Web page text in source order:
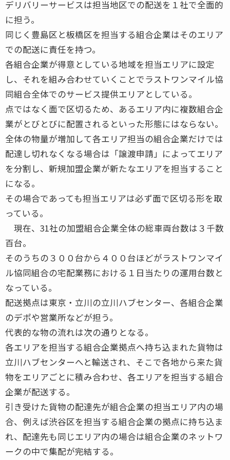
デリバリーサービスは担当地区での配送を１社で全面的
に担う。
同じく豊島区と板橋区を担当する組合企業はそのエリア
での配送に責任を持つ。
各組合企業が得意としている地域を担当エリアに設定
し、それを組み合わせていくことでラストワンマイル協
同組合全体でのサービス提供エリアとしている。
点ではなく面で区切るため、あるエリア内に複数組合企
業がとびとびに配置されるといった形態にはならない。
全体の物量が増加して各エリア担当の組合企業だけでは
配達し切れなくなる場合は「譲渡申請」によってエリア
を分割し、新規加盟企業が新たなエリアを担当すること
になる。
その場合であっても担当エリアは必ず面で区切る形を取
っている。
現在、31社の加盟組合企業全体の総車両台数は３千数
百台。
そのうちの３００台から４００台ほどがラストワンマイ
ル協同組合の宅配業務における１日当たりの運用台数と
なっている。
配送拠点は東京・立川の立川ハブセンター、各組合企業
のデポや営業所などが担う。
代表的な物の流れは次の通りとなる。
各エリアを担当する組合企業拠点へ持ち込まれた貨物は
立川ハブセンターへと輸送され、そこで各地から来た貨
物をエリアごとに積み合わせ、各エリアを担当する組合
企業が配送する。
引き受けた貨物の配達先が組合企業の担当エリア内の場
合、例えば渋谷区を担当する組合企業の拠点に持ち込ま
れ、配達先も同じエリア内の場合は組合企業のネットワ
ークの中で集配が完結する。